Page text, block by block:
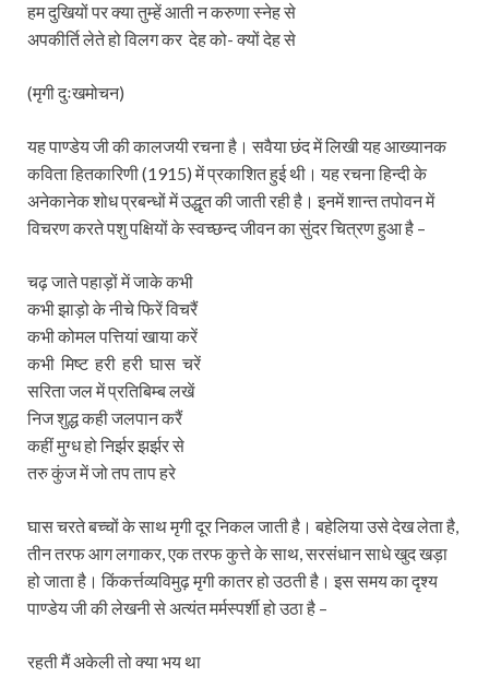
हम दुखियों पर क्या तुम्हें आती न करुणा स्नेह से
अपकीर्ति लेते हो विलग कर देह को- क्यों देह से
(मृगी दुःखमोचन)
यह पाण्डेय जी की कालजयी रचना है। सवैया छंद में लिखी यह आख्यानक
कविता हितकारिणी (1915) में प्रकाशित हुई थी। यह रचना हिन्दी के
अनेकानेक शोध प्रबन्धों में उद्धृत की जाती रही है। इनमें शान्त तपोवन में
विचरण करते पशु पक्षियों के स्वच्छन्द जीवन का सुंदर चित्रण हुआ है –
चढ़ जाते पहाड़ों में जाके कभी
कभी झाड़ो के नीचे फिरें विचरैं
कभी कोमल पत्तियां खाया करें
कभी मिष्ट हरी हरी घास चरें
सरिता जल में प्रतिबिम्ब लखें
निज शुद्ध कही जलपान करैं
कहीं मुग्ध हो निर्झर झर्झर से
तरु कुंज में जो तप ताप हरे
घास चरते बच्चों के साथ मृगी दूर निकल जाती है। बहेलिया उसे देख लेता है,
तीन तरफ आग लगाकर, एक तरफ कुत्ते के साथ, सरसंधान साधे खुद खड़ा
हो जाता है। किंकर्त्तव्यविमुढ़ मृगी कातर हो उठती है। इस समय का दृश्य
पाण्डेय जी की लेखनी से अत्यंत मर्मस्पर्शी हो उठा है –
रहती मैं अकेली तो क्या भय था